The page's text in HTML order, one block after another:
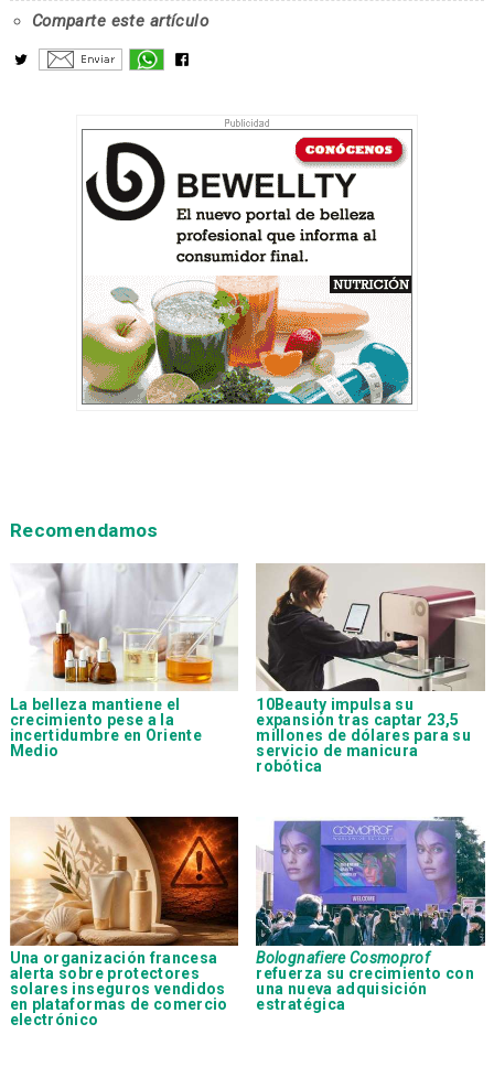
Comparte este artículo
Recomendamos
La belleza mantiene el
crecimiento pese a la
incertidumbre en Oriente
Medio
10Beauty impulsa su
expansión tras captar 23,5
millones de dólares para su
servicio de manicura
robótica
Una organización francesa
alerta sobre protectores
solares inseguros vendidos
en plataformas de comercio
electrónico
Bolognafiere Cosmoprof
refuerza su crecimiento con
una nueva adquisición
estratégica